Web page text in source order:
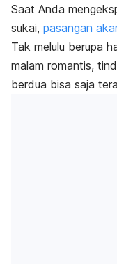
Saat Anda
sukai, pasangan
Tak melulu berupa
malam romantis,
berdua bisa saja